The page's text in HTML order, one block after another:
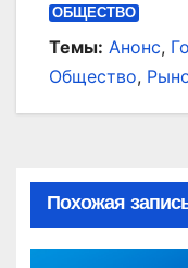
ОБЩЕСТВО
Темы: Анонс,
Общество,
Похожая